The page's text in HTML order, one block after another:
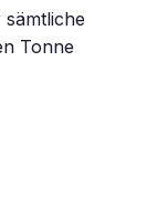
Tonne